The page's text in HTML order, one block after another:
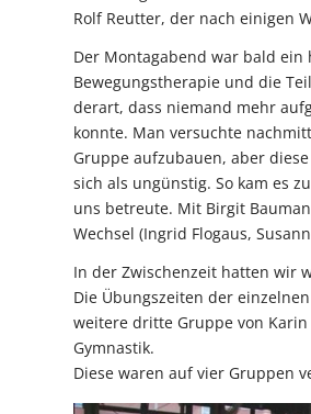
Rolf Reutter, der nach einigen
Der Montagabend war bald
Bewegungstherapie und die
derart, dass niemand mehr
konnte. Man versuchte
Gruppe aufzubauen, aber
sich als ungünstig. So kam es
uns betreute. Mit Birgit
Wechsel (Ingrid Flogaus,
In der Zwischenzeit hatten wir
Die Übungszeiten der
weitere dritte Gruppe von
Gymnastik.
Diese waren auf vier Gruppen